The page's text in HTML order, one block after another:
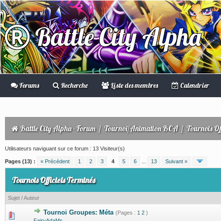
Battle City Alpha
Forums Recherche Liste des membres Calendrier
Battle City Alpha - Forum/ Tournoi/Animation BCA/ Tournois
Utilisateurs naviguant sur ce forum : 13 Visiteur(s)
Pages (13) : « Précédent 1 2 3 4 5 6 13 Suivant »
Tournois Officiels Terminés
Sujet /Auteur
Tournoi Groupes: Méta (Pages : 1 2 )
0 Votes - 0 sur 5 en moyenne
123 45